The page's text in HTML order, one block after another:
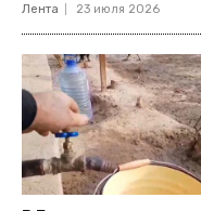
Лента 23 июля 2026